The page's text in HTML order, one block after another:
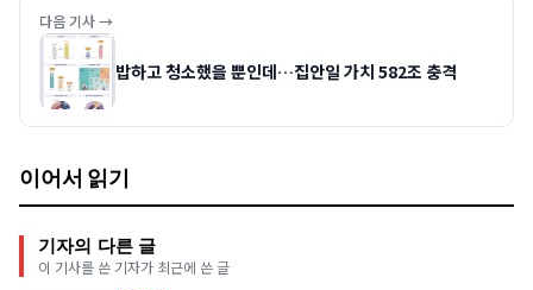
다음 기사 →
밥하고 청소했을 뿐인데…집안일 가치 582조 충격
이어서 읽기
기자의 다른 글
이 기사를 쓴 기자가 최근에 쓴 글